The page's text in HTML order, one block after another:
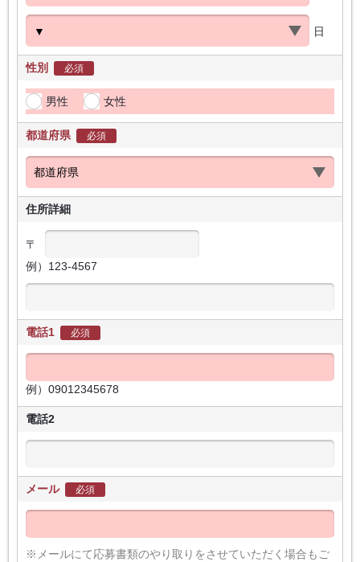
日
性別 必須
男性 女性
都道府県 必須
住所詳細
〒
例）123-4567
電話1 必須
例）09012345678
電話2
メール 必須
※メールにて応募書類のやり取りをさせていただく場合もご